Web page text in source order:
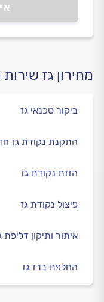
מחירון גז שירות
ביקור טכנאי גז
התקנת נקודת גז
הזזת נקודת גז
פיצול נקודת גז
איתור ותיקון דליפת
החלפת ברז גז